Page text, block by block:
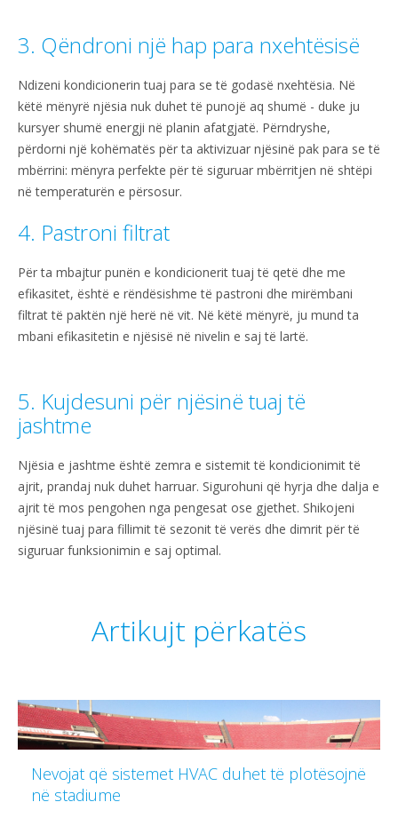
3. Qëndroni një hap para nxehtësisë
Ndizeni kondicionerin tuaj para se të godasë nxehtësia. Në
këtë mënyrë njësia nuk duhet të punojë aq shumë - duke ju
kursyer shumë energji në planin afatgjatë. Përndryshe,
përdorni një kohëmatës për ta aktivizuar njësinë pak para se të
mbërrini: mënyra perfekte për të siguruar mbërritjen në shtëpi
në temperaturën e përsosur.
4. Pastroni filtrat
Për ta mbajtur punën e kondicionerit tuaj të qetë dhe me
efikasitet, është e rëndësishme të pastroni dhe mirëmbani
filtrat të paktën një herë në vit. Në këtë mënyrë, ju mund ta
mbani efikasitetin e njësisë në nivelin e saj të lartë.
5. Kujdesuni për njësinë tuaj të
jashtme
Njësia e jashtme është zemra e sistemit të kondicionimit të
ajrit, prandaj nuk duhet harruar. Sigurohuni që hyrja dhe dalja e
ajrit të mos pengohen nga pengesat ose gjethet. Shikojeni
njësinë tuaj para fillimit të sezonit të verës dhe dimrit për të
siguruar funksionimin e saj optimal.
Artikujt përkatës
Nevojat që sistemet HVAC duhet të plotësojnë
në stadiume